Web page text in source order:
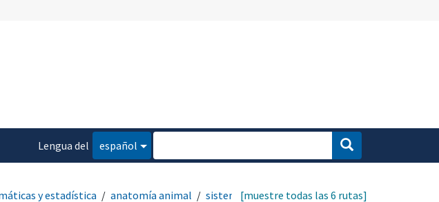
Lengua del
español
y estadística anatomía animal
sistema[muestre todas las 6 rutas]